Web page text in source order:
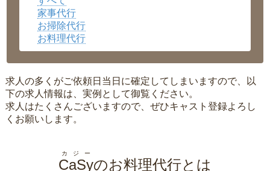
家事代行
お掃除代行
お料理代行
求人の多くがご依頼日当日に確定してしまいますので、以
下の求人情報は、実例として御覧ください。
求人はたくさんございますので、ぜひキャスト登録よろし
くお願いします。
CaSy
カジー
のお料理代行とは